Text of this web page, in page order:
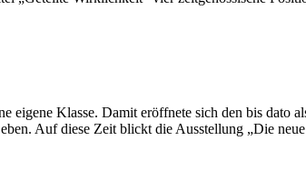
Klasse. Damit eröffnete sich den bis dato
Auf diese Zeit blickt die Ausstellung „Die